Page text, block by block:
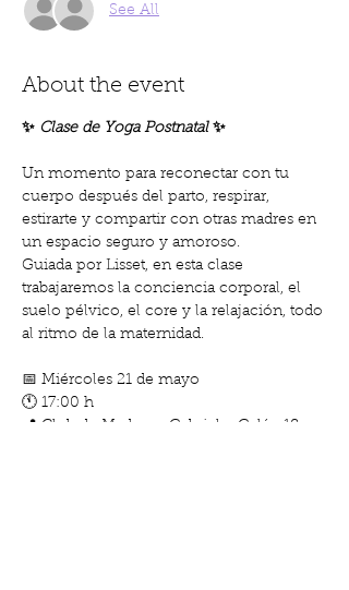
See All
About the event
✨ Clase de Yoga Postnatal ✨
Un momento para reconectar con tu
cuerpo después del parto, respirar,
estirarte y compartir con otras madres en
un espacio seguro y amoroso.
Guiada por Lisset, en esta clase
trabajaremos la conciencia corporal, el
suelo pélvico, el core y la relajación, todo
al ritmo de la maternidad.
📅 Miércoles 21 de mayo
🕚 17:00 h
📍 Club de Madres - Gabriel y Galán 18,